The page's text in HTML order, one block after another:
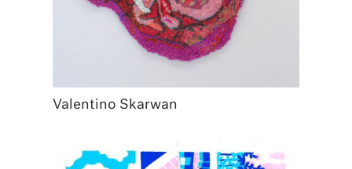
Valentino Skarwan